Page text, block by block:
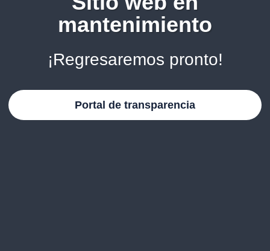
mantenimiento
¡Regresaremos pronto!
Portal de transparencia